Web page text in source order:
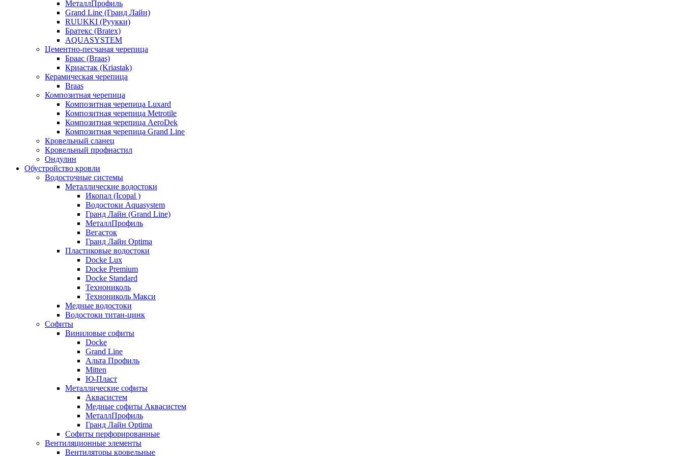
МеталлПрофиль
Grand Line (Гранд Лайн)
RUUKKI (Руукки)
Братекс (Bratex)
AQUASYSTEM
Цементно-песчаная черепица
Браас (Braas)
Криастак (Kriastak)
Керамическая черепица
Braas
Композитная черепица
Композитная черепица Luxard
Композитная черепица Metrotile
Композитная черепица AeroDek
Композитная черепица Grand Line
Кровельный сланец
Кровельный профнастил
Ондулин
Обустройство кровли
Водосточные системы
Металлические водостоки
Икопал (Icopal )
Водостоки Aquasystem
Гранд Лайн (Grand Line)
МеталлПрофиль
Вегасток
Гранд Лайн Optima
Пластиковые водостоки
Docke Lux
Docke Premium
Docke Standard
Технониколь
Технониколь Макси
Медные водостоки
Водостоки титан-цинк
Софиты
Виниловые софиты
Docke
Grand Line
Альта Профиль
Mitten
Ю-Пласт
Металлические софиты
Аквасистем
Медные софиты Аквасистем
МеталлПрофиль
Гранд Лайн Optima
Софиты перфорированные
Вентиляционные элементы
Вентиляторы кровельные